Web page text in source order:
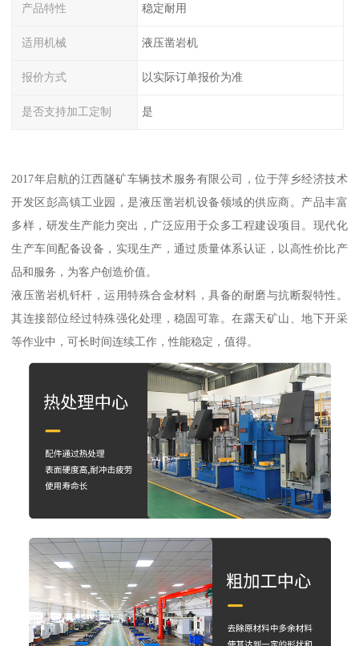
产品特性 稳定耐用
适用机械 液压凿岩机
报价方式 以实际订单报价为准
是否支持加工定制 是
2017年启航的江西隧矿车辆技术服务有限公司，位于萍乡经济技术
开发区彭高镇工业园，是液压凿岩机设备领域的供应商。产品丰富
多样，研发生产能力突出，广泛应用于众多工程建设项目。现代化
生产车间配备设备，实现生产，通过质量体系认证，以高性价比产
品和服务，为客户创造价值。
液压凿岩机钎杆，运用特殊合金材料，具备的耐磨与抗断裂特性。
其连接部位经过特殊强化处理，稳固可靠。在露天矿山、地下开采
等作业中，可长时间连续工作，性能稳定，值得。​